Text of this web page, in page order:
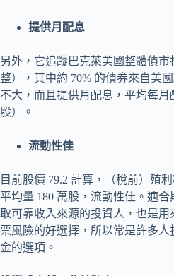
提供月配息
另外，它追蹤巴克萊美國整體債市
整），其中約 70% 的債券來自美
不大，而且提供月配息，平均每月
股）。
流動性佳
目前股價 79.2 計算，（稅前）殖
平均量 180 萬股，流動性佳。適
取可靠收入來源的投資人，也是用
票風險的好選擇，所以常是許多人
金的選項。